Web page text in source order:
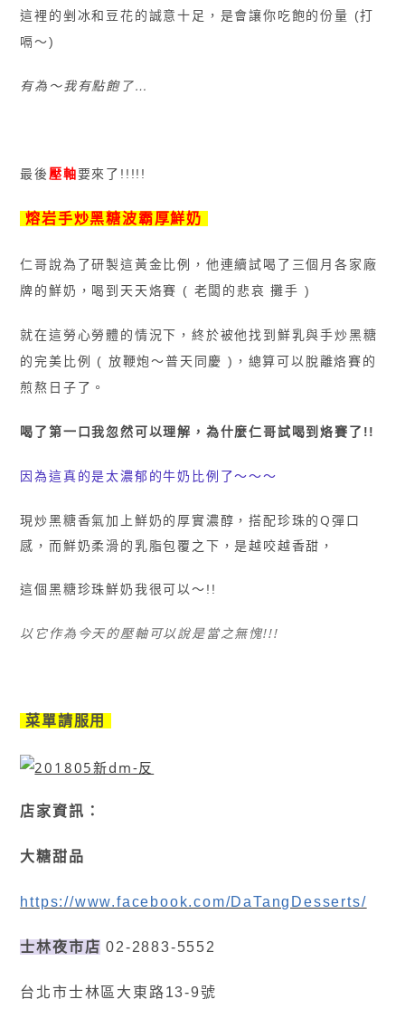
這裡的剉冰和豆花的誠意十足，是會讓你吃飽的份量 (打
嗝〜)
有為 〜我有點飽了…
最後 壓軸要來了!!!!!
熔岩手炒黑糖波霸厚鮮奶
仁哥說為了研製這黃金比例，他連續試喝了三個月各家廠
牌的鮮奶，喝到天天烙賽 ( 老闆的悲哀 攤手 )
就在這勞心勞體的情況下，終於被他找到鮮乳與手炒黑糖
的完美比例 ( 放鞭炮〜普天同慶 )，總算可以脫離烙賽的
煎熬日子了。
喝了第一口我忽然可以理解，為什麼仁哥試喝到烙賽了!!
因為這真的是太濃郁的牛奶比例了〜〜〜
現炒黑糖香氣加上鮮奶的厚實濃醇，搭配珍珠的Q彈口
感，而鮮奶柔滑的乳脂包覆之下，是越咬越香甜，
這個黑糖珍珠鮮奶我很可以〜!!
以它作為今天的壓軸可以說是當之無愧!!!
菜單請服用
店家資訊：
大糖甜品
https://www.facebook.com/DaTangDesserts/
士林夜市店 02-2883-5552
台北市士林區大東路13-9號